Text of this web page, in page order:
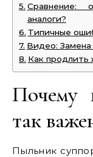
Сравнение:
аналоги?
Типичные
Видео: Замена
Как продлить
Почему
так
Пыльник